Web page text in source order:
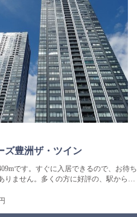
ズ豊洲ザ・ツイン
です。すぐに入居できるので、お待ち
りません。多くの方に好評の、駅から徒